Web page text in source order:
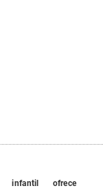
infantil
ofrece